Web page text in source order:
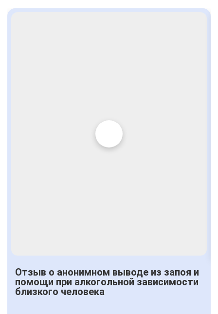
Отзыв о анонимном выводе из запоя и
помощи при алкогольной зависимости
близкого человека